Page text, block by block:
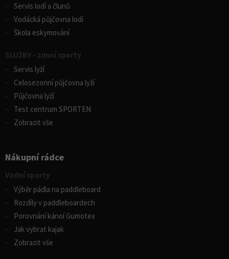
Servis lodí a člunů
Vodácká půjčovna lodí
Škola eskymování
SLUŽBY - zimní sporty
Servis lyží
Celosezonní půjčovna lyží
Půjčovna lyží
Test centrum SPORTEN
Zobrazit vše
Nákupní rádce
Vodní sporty
Výběr pádla na paddleboard
Rozdíly v paddleboardech
Porovnání kánoí Gumotex
Jak vybrat kajak
Zobrazit vše